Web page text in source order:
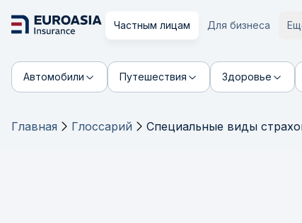
Частным лицам Для бизнеса
Автомобили Путешествия Здоровье
Главная Глоссарий Специальные виды